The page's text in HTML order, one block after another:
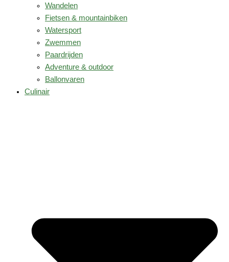
Wandelen
Fietsen & mountainbiken
Watersport
Zwemmen
Paardrijden
Adventure & outdoor
Ballonvaren
Culinair